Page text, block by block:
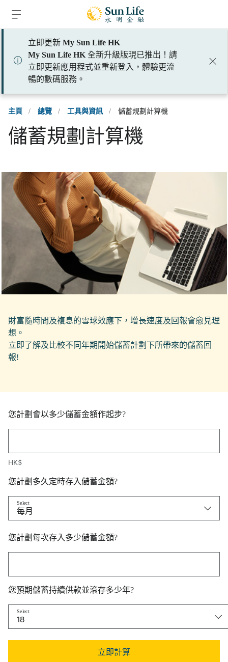
立即更新 My Sun Life HK
My Sun Life HK全新升級版現已推出！請
立即更新應用程式並重新登入，體驗更流
暢的數碼服務。
主頁 / 總覽 / 工具與資訊 / 儲蓄規劃計算機
儲蓄規劃計算機
財富隨時間及複息的雪球效應下，增長速度及回報會愈見理
想。
立即了解及比較不同年期開始儲蓄計劃下所帶來的儲蓄回
報!
您計劃會以多少儲蓄金額作起步?
HK$
您計劃多久定時存入儲蓄金額?
Select
每月
您計劃每次存入多少儲蓄金額?
您預期儲蓄持續供款並滾存多少年?
Select
18
立即計算